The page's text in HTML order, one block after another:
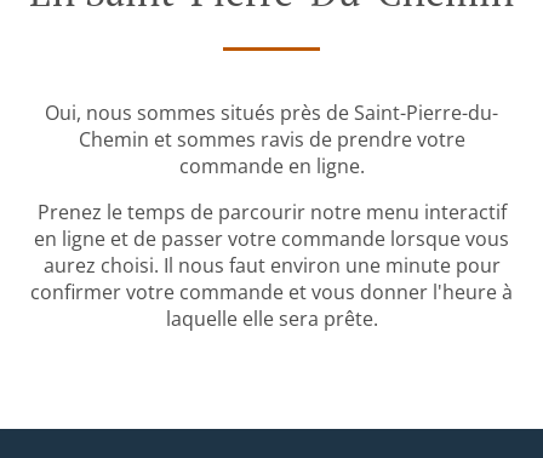
Oui, nous sommes situés près de Saint-Pierre-du-
Chemin et sommes ravis de prendre votre
commande en ligne.
Prenez le temps de parcourir notre menu interactif
en ligne et de passer votre commande lorsque vous
aurez choisi. Il nous faut environ une minute pour
confirmer votre commande et vous donner l'heure à
laquelle elle sera prête.